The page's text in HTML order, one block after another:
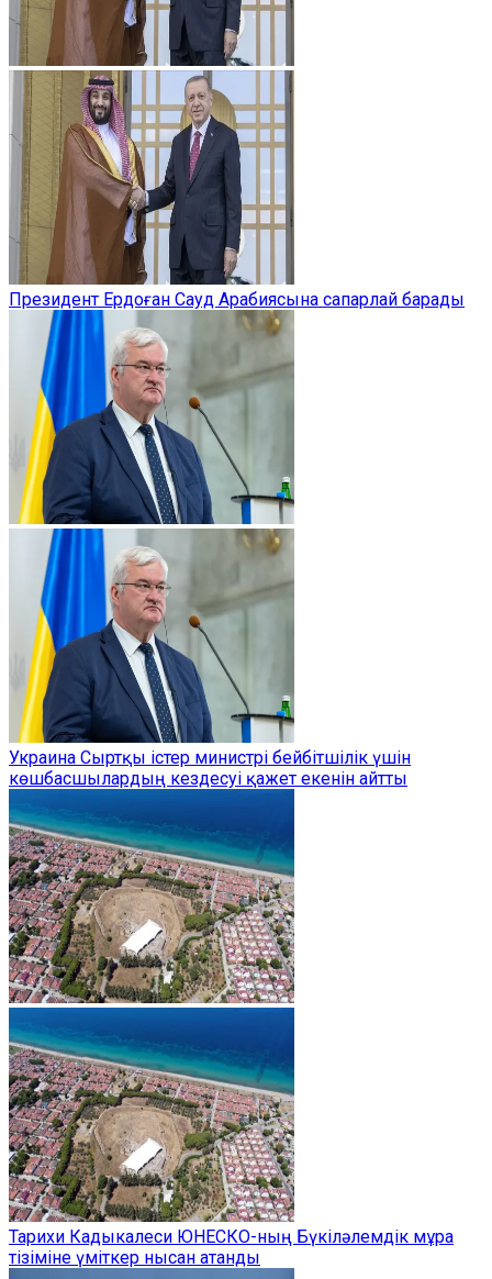
Президент Ердоған Сауд Арабиясына сапарлай барады
Украина Сыртқы істер министрі бейбітшілік үшін
көшбасшылардың кездесуі қажет екенін айтты
Тарихи Кадыкалеси ЮНЕСКО-ның Бүкіләлемдік мұра
тізіміне үміткер нысан атанды